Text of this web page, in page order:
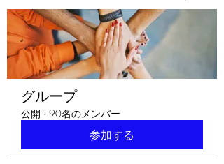
グループ
公開 · 90名のメンバー
参加する